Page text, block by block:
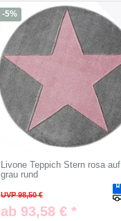
-5%
Livone Teppich Stern rosa auf
grau rund
UVP 98,50 €
ab 93,58 € *